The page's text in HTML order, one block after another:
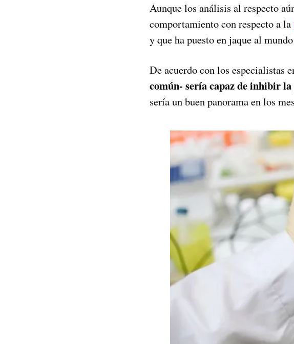
Aunque los análisis al respecto
comportamiento con respecto a la
y que ha puesto en jaque al
De acuerdo con los especialistas
común- sería capaz de inhibir
sería un buen panorama en los